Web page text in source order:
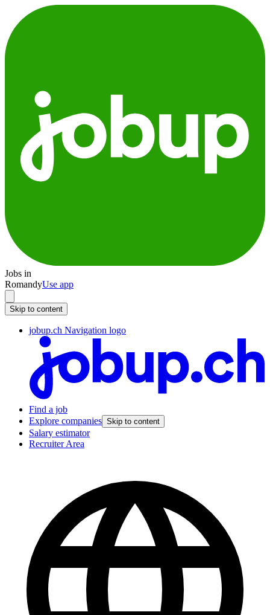
Jobs in
RomandyUse app
Skip to content
jobup.ch Navigation logo
Find a job
Explore companies Skip to content
Salary estimator
Recruiter Area